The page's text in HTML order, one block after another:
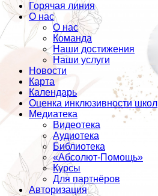
Горячая линия
О нас
О нас
Команда
Наши достижения
Наши услуги
Новости
Карта
Календарь
Оценка инклюзивности школ
Медиатека
Видеотека
Аудиотека
Библиотека
«Абсолют-Помощь»
Курсы
Для партнёров
Авторизация